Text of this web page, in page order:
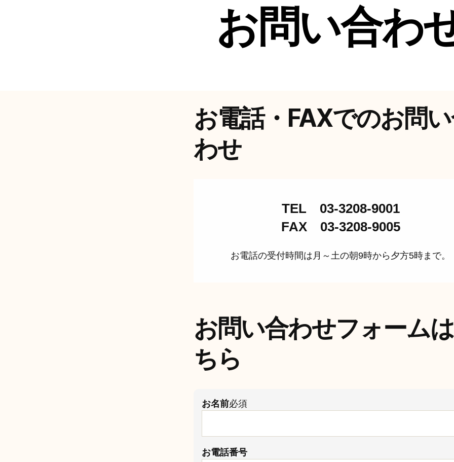
お問い合わ
お電話・FAXでのお問
わせ
TEL 03-3208-9001
FAX 03-3208-9005
お電話の受付時間は月～土の朝9時から夕方5時まで。
お問い合わせフォーム
ちら
お名前必須
お電話番号